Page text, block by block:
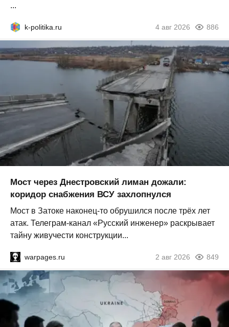
...
k-politika.ru 4 авг 2026 886
Мост через Днестровский лиман дожали:
коридор снабжения ВСУ захлопнулся
Мост в Затоке наконец-то обрушился после трёх лет
атак. Телеграм-канал «Русский инженер» раскрывает
тайну живучести конструкции...
warpages.ru 2 авг 2026 849